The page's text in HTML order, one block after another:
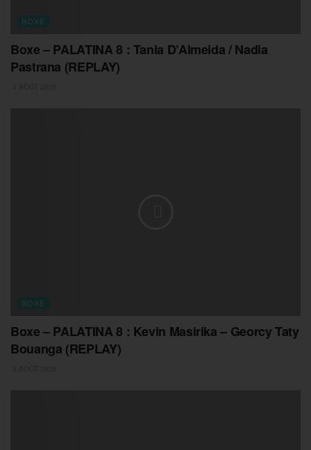
BOXE
Boxe – PALATINA 8 : Tania D’Almeida / Nadia
Pastrana (REPLAY)
BOXE
Boxe – PALATINA 8 : Kevin Masirika – Georcy Taty
Bouanga (REPLAY)